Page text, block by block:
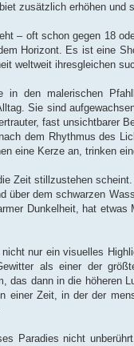
zusätzlich erhöhen
– oft schon gegen 18
Horizont. Es ist eine
weltweit ihresgleichen
in den malerischen
Sie sind
fast unsichtbarer
dem Rhythmus des
eine Kerze an, trinken
Zeit stillzustehen
über dem schwarzen
Dunkelheit, hat
nur ein visuelles
als einer der
das dann in die höheren
einer Zeit, in der der
Paradies nicht